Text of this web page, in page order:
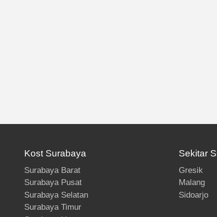
Kost Surabaya
Surabaya Barat
Surabaya Pusat
Surabaya Selatan
Surabaya Timur
Sekitar
Gresik
Malang
Sidoarjo